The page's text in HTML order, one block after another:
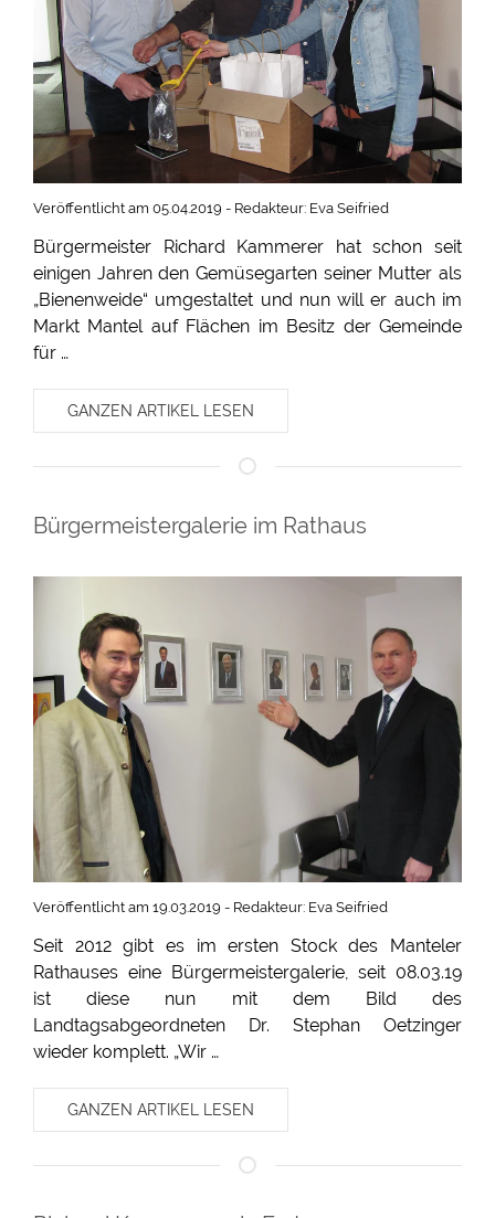
Veröffentlicht am 05.04.2019 - Redakteur: Eva Seifried
Bürgermeister Richard Kammerer hat schon seit
einigen Jahren den Gemüsegarten seiner Mutter als
„Bienenweide“ umgestaltet und nun will er auch im
Markt Mantel auf Flächen im Besitz der Gemeinde
für …
GANZEN ARTIKEL LESEN
Bürgermeistergalerie im Rathaus
Veröffentlicht am 19.03.2019 - Redakteur: Eva Seifried
Seit 2012 gibt es im ersten Stock des Manteler
Rathauses eine Bürgermeistergalerie, seit 08.03.19
ist diese nun mit dem Bild des
Landtagsabgeordneten Dr. Stephan Oetzinger
wieder komplett. „Wir …
GANZEN ARTIKEL LESEN